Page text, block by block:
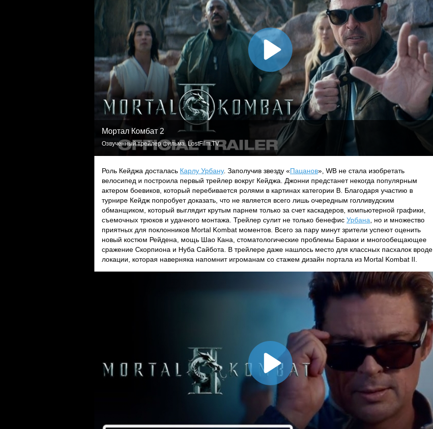
Мортал Комбат 2
Озвученный трейлер фильма. LostFilm.TV
Роль Кейджа досталась Карлу Урбану. Заполучив звезду «Пацанов», WB не стала изобретать
велосипед и построила первый трейлер вокруг Кейджа. Джонни предстанет некогда популярным
актером боевиков, который перебивается ролями в картинах категории B. Благодаря участию в
турнире Кейдж попробует доказать, что не является всего лишь очередным голливудским
обманщиком, который выглядит крутым парнем только за счет каскадеров, компьютерной графики,
съемочных трюков и удачного монтажа. Трейлер сулит не только бенефис Урбана , но и множество
приятных для поклонников Mortal Kombat моментов. Всего за пару минут зрители успеют оценить
новый костюм Рейдена, мощь Шао Кана, стоматологические проблемы Бараки и многообещающее
сражение Скорпиона и Нуба Сайбота. В трейлере даже нашлось место для классных пасхалок вроде
локации, которая наверняка напомнит игроманам со стажем дизайн портала из Mortal Kombat II.